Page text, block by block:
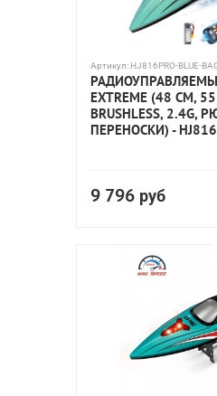
Артикул: HJ816PRO-BLUE-
EXTREME (48 СМ,
BRUSHLESS, 2.4G,
ПЕРЕНОСКИ) -
9 796 руб